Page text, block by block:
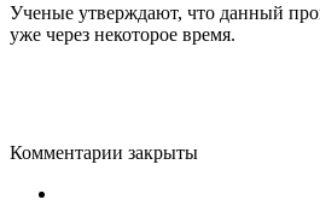
Ученые утверждают, что данный
уже через некоторое время.
Комментарии закрыты